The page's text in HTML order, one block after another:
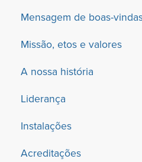
Mensagem de boas-
Missão, etos e valores
A nossa história
Liderança
Instalações
Acreditações